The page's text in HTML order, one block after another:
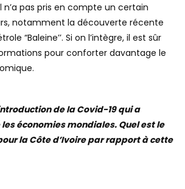
n’a pas pris en compte un certain
notamment la découverte récente
“Baleine’’. Si on l’intègre, il est sûr
pour conforter davantage le
de la Covid-19 qui a
économies mondiales. Quel est le
la Côte d’Ivoire par rapport à cette